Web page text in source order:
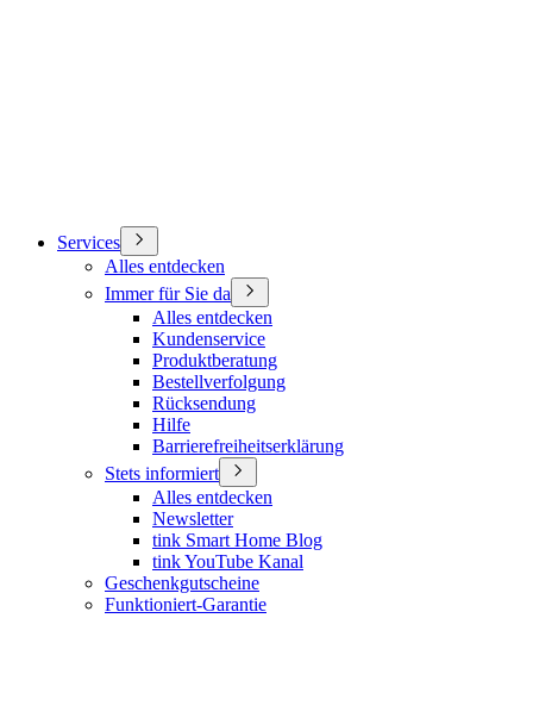
Services
Alles entdecken
Immer für Sie da
Alles entdecken
Kundenservice
Produktberatung
Bestellverfolgung
Rücksendung
Hilfe
Barrierefreiheitserklärung
Stets informiert
Alles entdecken
Newsletter
tink Smart Home Blog
tink YouTube Kanal
Geschenkgutscheine
Funktioniert-Garantie